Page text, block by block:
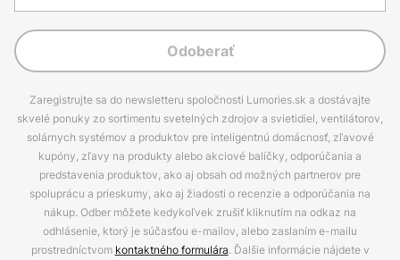
Odoberať
Zaregistrujte sa do newsletteru spoločnosti Lumories.sk a dostávajte
skvelé ponuky zo sortimentu svetelných zdrojov a svietidiel, ventilátorov,
solárnych systémov a produktov pre inteligentnú domácnosť, zľavové
kupóny, zľavy na produkty alebo akciové balíčky, odporúčania a
predstavenia produktov, ako aj obsah od možných partnerov pre
spoluprácu a prieskumy, ako aj žiadosti o recenzie a odporúčania na
nákup. Odber môžete kedykoľvek zrušiť kliknutím na odkaz na
odhlásenie, ktorý je súčasťou e-mailov, alebo zaslaním e-mailu
prostredníctvom kontaktného formulára. Ďalšie informácie nájdete v